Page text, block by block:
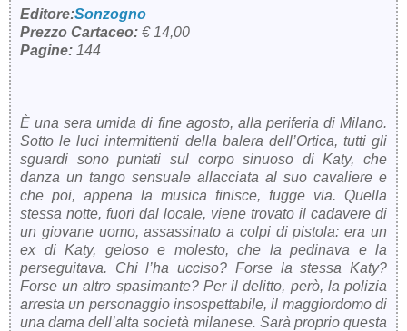
Editore:Sonzogno
Prezzo Cartaceo: € 14,00
Pagine: 144
È una sera umida di fine agosto, alla periferia di Milano.
Sotto le luci intermittenti della balera dell’Ortica, tutti gli
sguardi sono puntati sul corpo sinuoso di Katy, che
danza un tango sensuale allacciata al suo cavaliere e
che poi, appena la musica finisce, fugge via. Quella
stessa notte, fuori dal locale, viene trovato il cadavere di
un giovane uomo, assassinato a colpi di pistola: era un
ex di Katy, geloso e molesto, che la pedinava e la
perseguitava. Chi l’ha ucciso? Forse la stessa Katy?
Forse un altro spasimante? Per il delitto, però, la polizia
arresta un personaggio insospettabile, il maggiordomo di
una dama dell’alta società milanese. Sarà proprio questa